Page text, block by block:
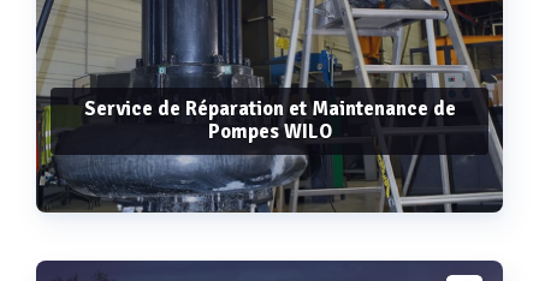
Service de Réparation et Maintenance de
Pompes WILO